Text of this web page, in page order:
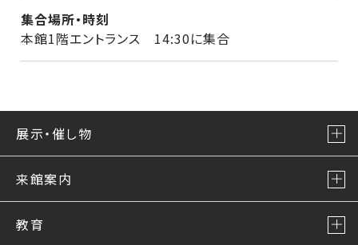
集合場所・時刻
本館1階エントランス 14:30に集合
展示・催し物
来館案内
教育